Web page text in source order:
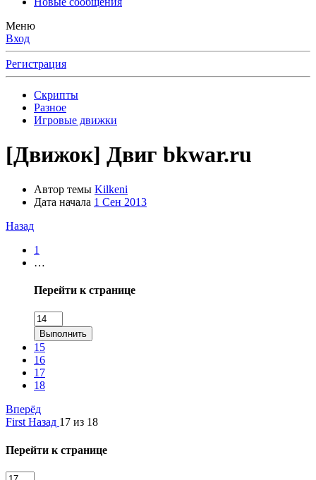
Меню
Вход
Регистрация
Скрипты
Разное
Игровые движки
[Движок] Двиг bkwar.ru
Автор темы Kilkeni
Дата начала 1 Сен 2013
Назад
1
…
Перейти к странице
Выполнить
15
16
17
18
Вперёд
First Назад 17 из 18
Перейти к странице